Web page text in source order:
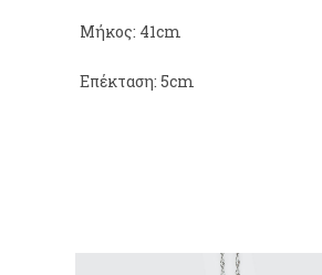
Μήκος: 41cm
Επέκταση: 5cm